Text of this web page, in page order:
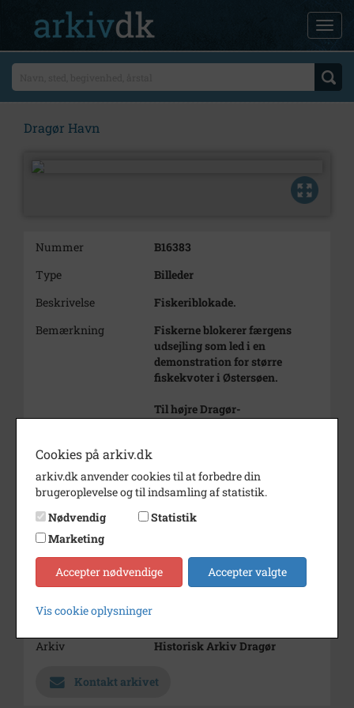
Dragør Havn
Nummer
B16383
Type
Billeder
Beskrivelse
Fiskeriblokade.
Bemærkning
Fiskerne blokerer færgens
udsejling som led i en
demonstration for større
fiskekvoter i Østersøen.
Til højre Dragør-
Årstal
Dateringsnote
maj 1978
Fotograf
Størrelse
Se på kort
Type
Kommune (1970-2050)
Enhed
Arkiv
Historisk Arkiv Dragør
Kontakt arkivet
Cookies på arkiv.dk
arkiv.dk anvender cookies til at forbedre din
brugeroplevelse og til indsamling af statistik.
Nødvendig
Statistik
Marketing
Accepter nødvendige Accepter valgte
Vis cookie oplysninger